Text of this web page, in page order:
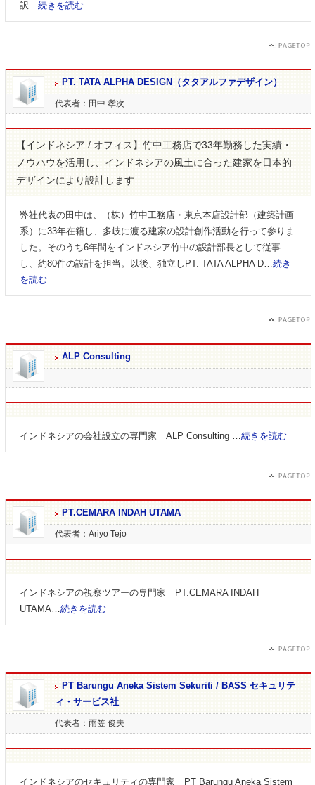
訳… 続きを読む
PT. TATA ALPHA DESIGN（タタアルファデザイン）
代表者：田中 孝次
【インドネシア / オフィス】竹中工務店で33年勤務した実績・
ノウハウを活用し、インドネシアの風土に合った建家を日本的
デザインにより設計します
弊社代表の田中は、（株）竹中工務店・東京本店設計部（建築計画
系）に33年在籍し、多岐に渡る建家の設計創作活動を行って参りま
した。そのうち6年間をインドネシア竹中の設計部長として従事
し、約80件の設計を担当。以後、独立しPT. TATA ALPHA D… 続き
を読む
ALP Consulting
インドネシアの会社設立の専門家 ALP Consulting … 続きを読む
PT.CEMARA INDAH UTAMA
代表者：Ariyo Tejo
インドネシアの視察ツアーの専門家 PT.CEMARA INDAH
UTAMA… 続きを読む
PT Barungu Aneka Sistem Sekuriti / BASS セキュリテ
ィ・サービス社
代表者：雨笠 俊夫
インドネシアのセキュリティの専門家 PT Barungu Aneka Sistem